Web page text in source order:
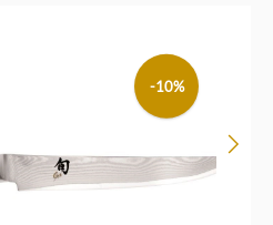
-10%